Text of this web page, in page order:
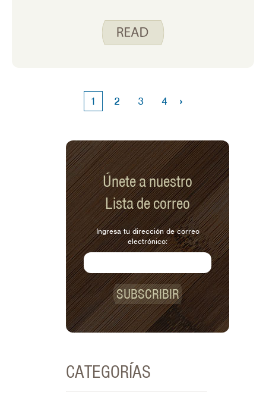
1 2 3 4 ›
Únete a nuestro
Lista de correo
Ingresa tu dirección de correo
electrónico:
SUBSCRIBIR
CATEGORÍAS